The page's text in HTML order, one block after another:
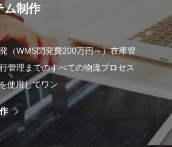
ム制作
（WMS開発費200万円～）在庫管
管理までのすべての物流プロセス
使用してワン